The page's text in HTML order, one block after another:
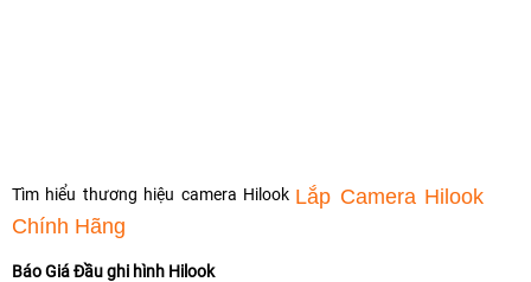
Tìm hiểu thương hiệu camera Hilook Lắp Camera Hilook
Chính Hãng
Báo Giá Đầu ghi hình Hilook